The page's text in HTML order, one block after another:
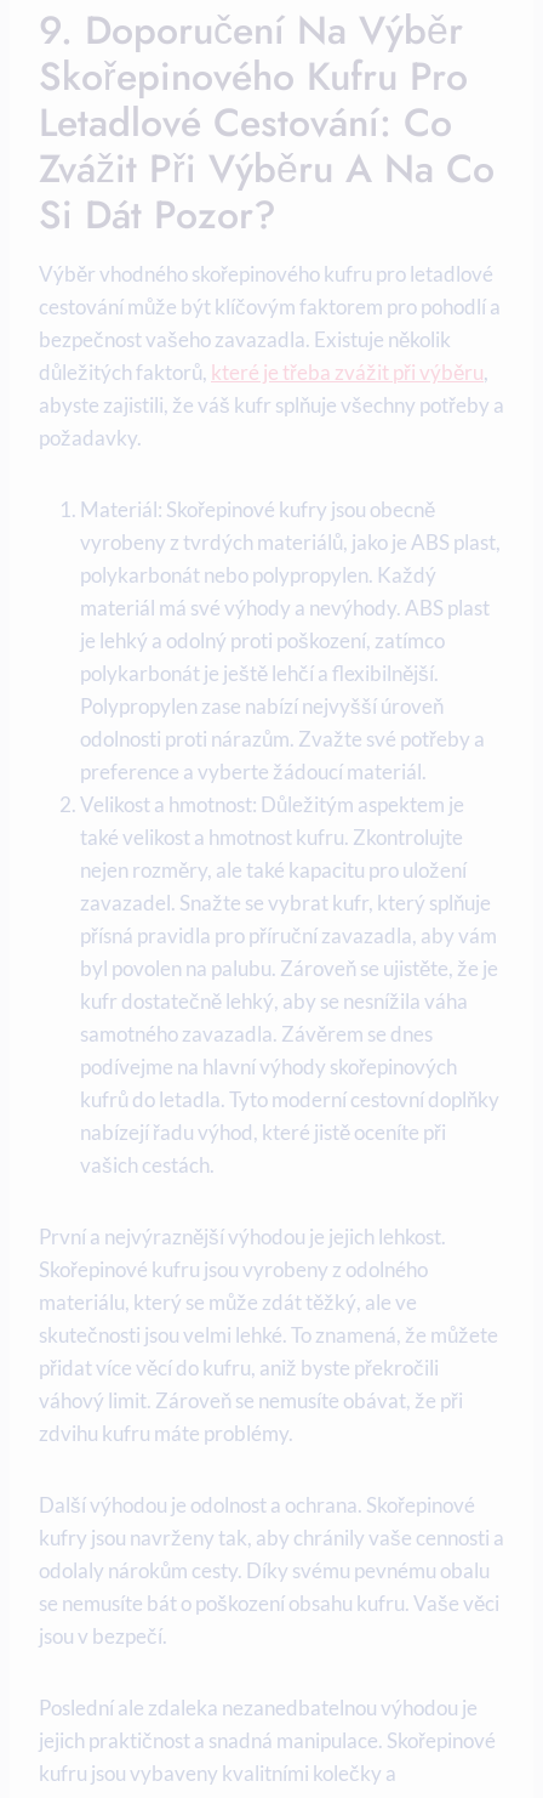
9. Doporučení Na Výběr
Skořepinového Kufru Pro
Letadlové Cestování: Co
Zvážit Při Výběru A Na Co
Si Dát Pozor?
Výběr vhodného skořepinového kufru pro letadlové
cestování může být klíčovým faktorem pro pohodlí a
bezpečnost vašeho zavazadla. Existuje několik
důležitých faktorů, které je třeba zvážit při výběru,
abyste zajistili, že váš kufr splňuje všechny potřeby a
požadavky.
Materiál: Skořepinové kufry jsou obecně
vyrobeny z tvrdých materiálů, jako je ABS plast,
polykarbonát nebo polypropylen. Každý
materiál má své výhody a nevýhody. ABS plast
je lehký a odolný proti poškození, zatímco
polykarbonát je ještě lehčí a flexibilnější.
Polypropylen zase nabízí nejvyšší úroveň
odolnosti proti nárazům. Zvažte své potřeby a
preference a vyberte žádoucí materiál.
Velikost a hmotnost: Důležitým aspektem je
také velikost a hmotnost kufru. Zkontrolujte
nejen rozměry, ale také kapacitu pro uložení
zavazadel. Snažte se vybrat kufr, který splňuje
přísná pravidla pro příruční zavazadla, aby vám
byl povolen na palubu. Zároveň se ujistěte, že je
kufr dostatečně lehký, aby se nesnížila váha
samotného zavazadla. Závěrem se dnes
podívejme na hlavní výhody skořepinových
kufrů do letadla. Tyto moderní cestovní doplňky
nabízejí řadu výhod, které jistě oceníte při
vašich cestách.
První a nejvýraznější výhodou je jejich lehkost.
Skořepinové kufru jsou vyrobeny z odolného
materiálu, který se může zdát těžký, ale ve
skutečnosti jsou velmi lehké. To znamená, že můžete
přidat více věcí do kufru, aniž byste překročili
váhový limit. Zároveň se nemusíte obávat, že při
zdvihu kufru máte problémy.
Další výhodou je odolnost a ochrana. Skořepinové
kufry jsou navrženy tak, aby chránily vaše cennosti a
odolaly nárokům cesty. Díky svému pevnému obalu
se nemusíte bát o poškození obsahu kufru. Vaše věci
jsou v bezpečí.
Poslední ale zdaleka nezanedbatelnou výhodou je
jejich praktičnost a snadná manipulace. Skořepinové
kufru jsou vybaveny kvalitními kolečky a